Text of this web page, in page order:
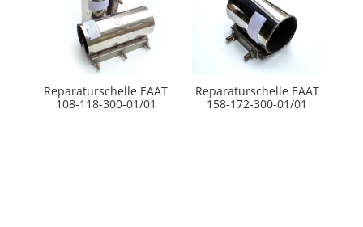
Reparaturschelle EААТ
108-118-300-01/01
Reparaturschelle EААТ
158-172-300-01/01